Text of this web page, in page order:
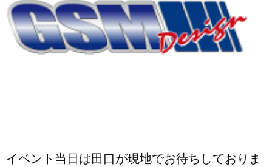
イベント当日は田口が現地でお待ちしておりま